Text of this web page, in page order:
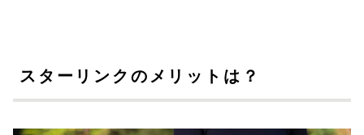
スターリンクのメリットは？